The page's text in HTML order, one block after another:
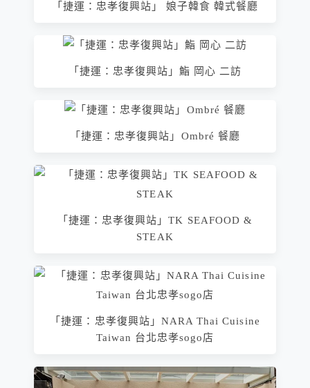
「捷運：忠孝復興站」 娘子韓食 韓式餐廳
「捷運：忠孝復興站」鮨 岡心 二訪
「捷運：忠孝復興站」Ombré 餐廳
「捷運：忠孝復興站」TK SEAFOOD &
STEAK
「捷運：忠孝復興站」NARA Thai Cuisine
Taiwan 台北忠孝sogo店